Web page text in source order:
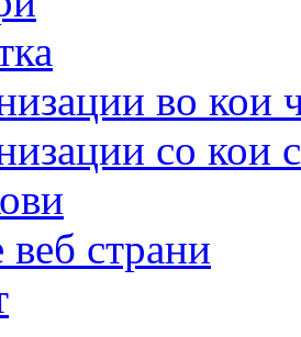
во кои
со кои
страни